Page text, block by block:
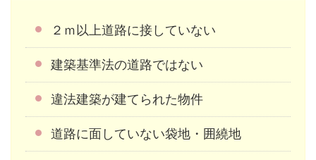
２ｍ以上道路に接していない
建築基準法の道路ではない
違法建築が建てられた物件
道路に面していない袋地・囲繞地